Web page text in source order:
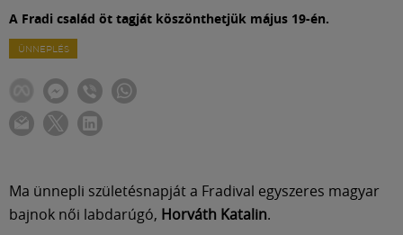
A Fradi család öt tagját köszönthetjük május 19-én.
ÜNNEPLÉS
Ma ünnepli születésnapját a Fradival egyszeres magyar
bajnok női labdarúgó, Horváth Katalin.
Szakosztályok
Meccscenter
Klub
Szolgáltatások